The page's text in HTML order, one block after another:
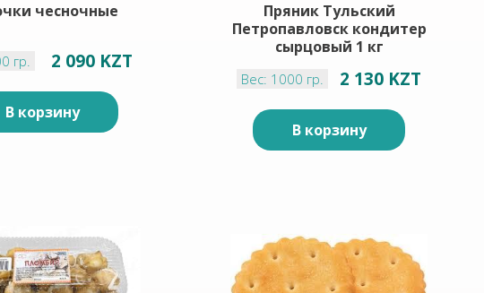
чесночные
гр. 2 090 KZT
В корзину
Пряник Тульский
Петропавловск кондитер
сырцовый 1 кг
Вес: 1000 гр. 2 130 KZT
В корзину